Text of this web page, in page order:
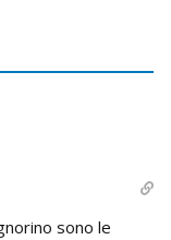
sono le